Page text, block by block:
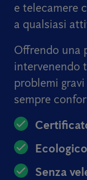
e telecamere
a qualsiasi
Offrendo una
intervenendo
problemi
sempre
Ecologico
Senza